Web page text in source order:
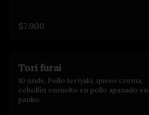
$7.900
Tori furai
10 unds, Pollo teriyaki, queso crema,
cebollín envuelto en pollo apanado en
panko.